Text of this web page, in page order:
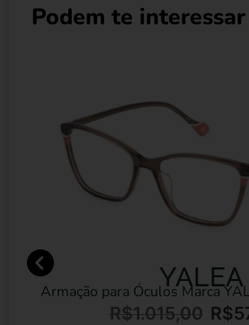
Podem te
YALEA
Armação para Óculos Marca
R$1.015,00 R$